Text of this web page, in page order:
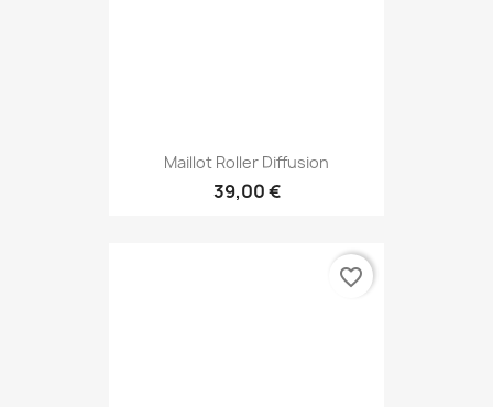
Maillot Roller Diffusion
39,00 €
favorite_border